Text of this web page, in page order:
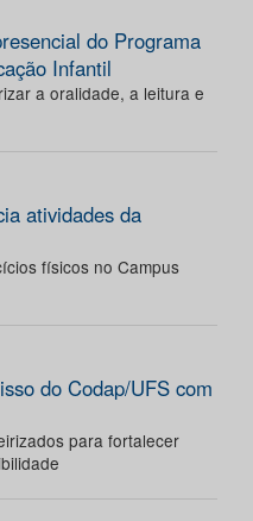
do Programa
Infantil
a oralidade, a leitura e
atividades da
físicos no Campus
do Codap/UFS com
para fortalecer